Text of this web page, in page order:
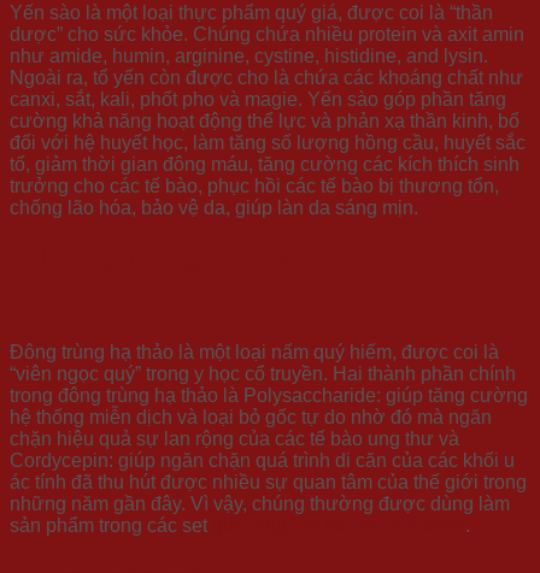
Yến sào là một loại thực phẩm quý giá, được coi là “thần
dược” cho sức khỏe. Chúng chứa nhiều protein và axit amin
như amide, humin, arginine, cystine, histidine, and lysin.
Ngoài ra, tổ yến còn được cho là chứa các khoáng chất như
canxi, sắt, kali, phốt pho và magie. Yến sào góp phần tăng
cường khả năng hoạt động thể lực và phản xạ thần kinh, bổ
đối với hệ huyết học, làm tăng số lượng hồng cầu, huyết sắc
tố, giảm thời gian đông máu, tăng cường các kích thích sinh
trưởng cho các tế bào, phục hồi các tế bào bị thương tổn,
chống lão hóa, bảo vệ da, giúp làn da sáng mịn.
Đông trùng hạ thảo là một loại nấm quý hiếm, được coi là
“viên ngọc quý” trong y học cổ truyền. Hai thành phần chính
trong đông trùng hạ thảo là Polysaccharide: giúp tăng cường
hệ thống miễn dịch và loại bỏ gốc tự do nhờ đó mà ngăn
chặn hiệu quả sự lan rộng của các tế bào ung thư và
Cordycepin: giúp ngăn chặn quá trình di căn của các khối u
ác tính đã thu hút được nhiều sự quan tâm của thế giới trong
những năm gần đây. Vì vậy, chúng thường được dùng làm
sản phẩm trong các set
.